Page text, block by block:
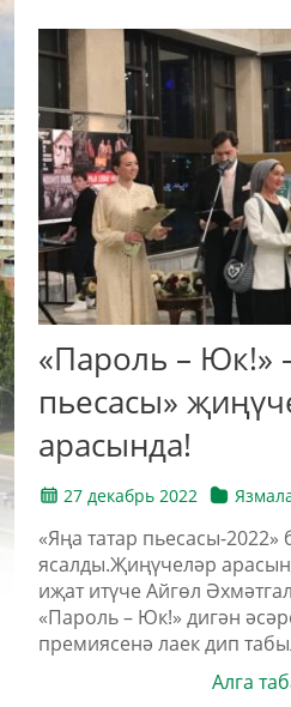
«Пароль – Юк!»
пьесасы»
арасында!
27 декабрь 2022
«Яңа татар пьесасы-2022»
ясалды.Җиңүчеләр
иҗат итүче Айгөл
«Пароль – Юк!» дигән
премиясенә лаек дип
Алга